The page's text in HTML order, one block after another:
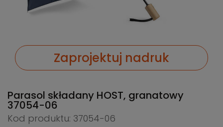
Zaprojektuj nadruk
Parasol składany HOST, granatowy
37054-06
Kod produktu: 37054-06